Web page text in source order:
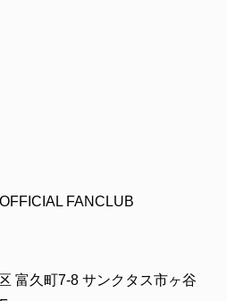
FANCLUB
富久町7-8 サンクタス市ヶ谷